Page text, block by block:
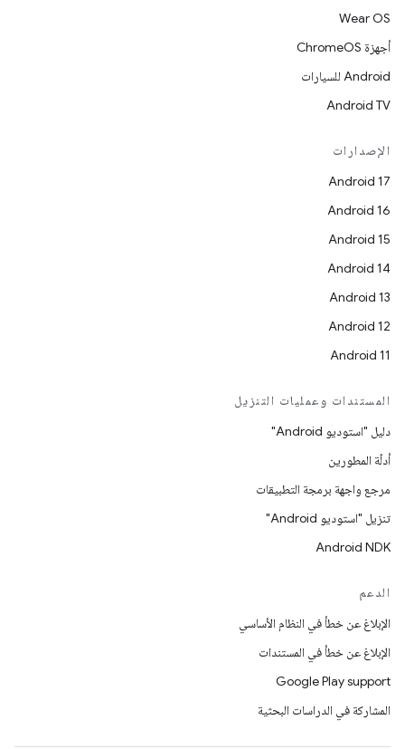
Wear OS
أجهزة ChromeOS
Android للسيارات
Android TV
الإصدارات
Android 17
Android 16
Android 15
Android 14
Android 13
Android 12
Android 11
المستندات وعمليات التنزيل
دليل "استوديو Android"
أدلّة المطورين
مرجع واجهة برمجة التطبيقات
تنزيل "استوديو Android"
Android NDK
الدعم
الإبلاغ عن خطأ في النظام الأساسي
الإبلاغ عن خطأ في المستندات
Google Play support
المشاركة في الدراسات البحثية